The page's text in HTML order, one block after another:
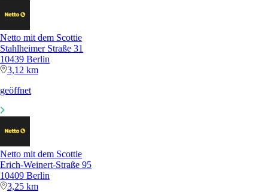
Netto mit dem Scottie
Stahlheimer Straße 31
10439 Berlin
3,12 km
geöffnet
Netto mit dem Scottie
Erich-Weinert-Straße 95
10409 Berlin
3,25 km